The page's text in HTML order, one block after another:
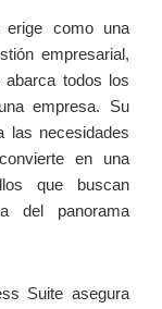
como una
empresarial,
abarca todos los
⁣empresa. Su
las necesidades
en una
que buscan
del panorama
Suite asegura